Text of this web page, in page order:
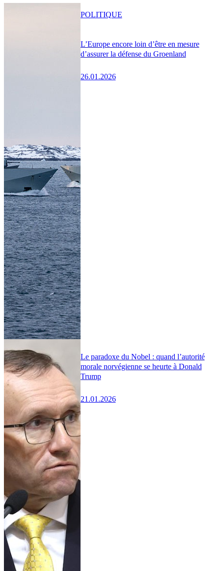
L’Europe encore loin d’être en mesure
d’assurer la défense du Groenland
26.01.2026
POLITIQUE
Le paradoxe du Nobel : quand l’autorité
morale norvégienne se heurte à Donald
Trump
21.01.2026